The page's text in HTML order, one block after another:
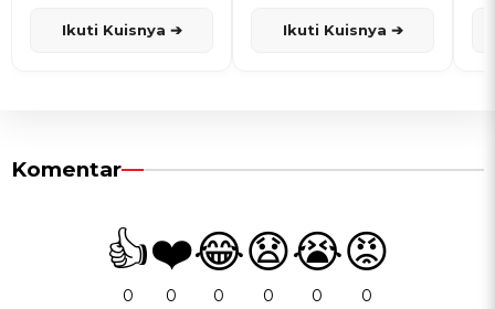
Ikuti Kuisnya ➔ Ikuti Kuisnya ➔
Komentar
👍
0
❤️
0
😂
0
😧
0
😭
0
😡
0